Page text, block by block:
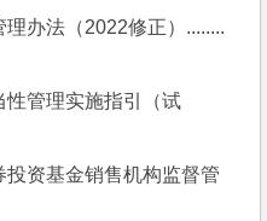
办法（2022修正）........
性管理实施指引（试
资基金销售机构监督管